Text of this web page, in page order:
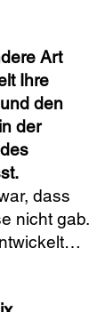
Art
Ihre
den
der
dass
nicht gab.